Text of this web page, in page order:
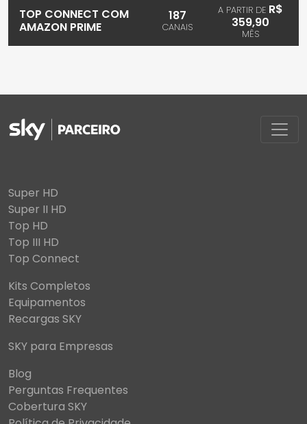
TOP CONNECT COM
AMAZON PRIME
187
CANAIS
A PARTIR DE R$
359,90
MÊS
Super HD
Super II HD
Top HD
Top III HD
Top Connect
Kits Completos
Equipamentos
Recargas SKY
SKY para Empresas
Blog
Perguntas Frequentes
Cobertura SKY